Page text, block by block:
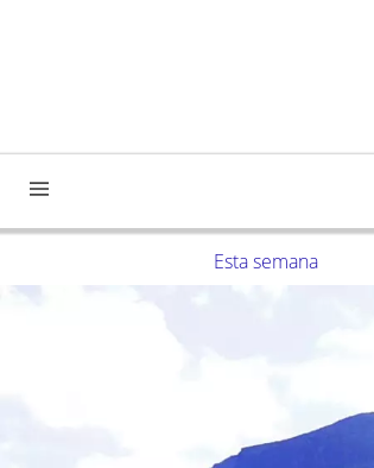
Esta semana